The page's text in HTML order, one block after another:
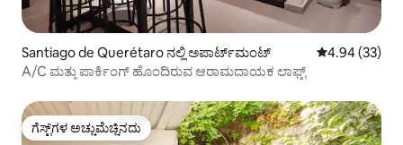
Santiago de Querétaro ನಲ್ಲಿ ಅಪಾರ್ಟ್‌ಮಂಟ್ 5 ರಲ್ಲಿ 4.94
4.94 (33)
A/C ಮತ್ತು ಪಾರ್ಕಿಂಗ್ ಹೊಂದಿರುವ ಆರಾಮದಾಯಕ ಲಾಫ್ಟ್
ಗೆಸ್ಟ್‌ಗಳ ಅಚ್ಚುಮೆಚ್ಚಿನದು
ಗೆಸ್ಟ್‌ಗಳ ಅಚ್ಚುಮೆಚ್ಚಿನದು